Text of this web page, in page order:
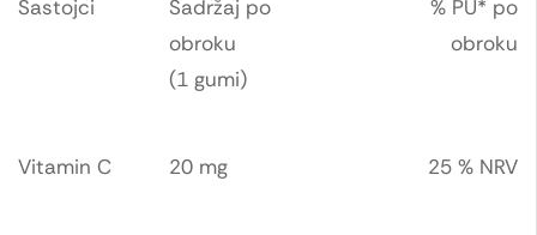
Sastojci
Sadržaj po
obroku
(1 gumi)
% PU* po
obroku
Vitamin C 20 mg 25 % NRV